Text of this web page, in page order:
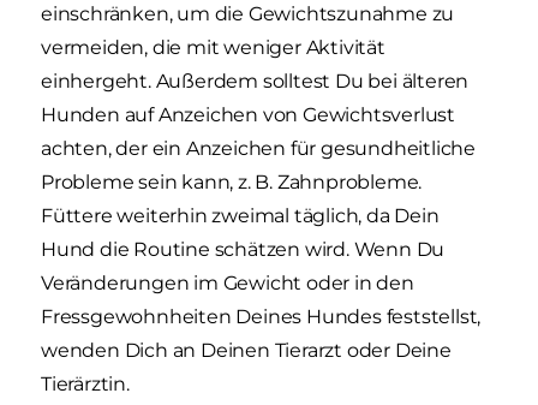
einschränken, um die Gewichtszunahme zu
vermeiden, die mit weniger Aktivität
einhergeht. Außerdem solltest Du bei älteren
Hunden auf Anzeichen von Gewichtsverlust
achten, der ein Anzeichen für gesundheitliche
Probleme sein kann, z. B. Zahnprobleme.
Füttere weiterhin zweimal täglich, da Dein
Hund die Routine schätzen wird. Wenn Du
Veränderungen im Gewicht oder in den
Fressgewohnheiten Deines Hundes feststellst,
wenden Dich an Deinen Tierarzt oder Deine
Tierärztin.